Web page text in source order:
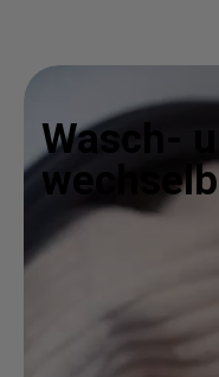
Wasch-